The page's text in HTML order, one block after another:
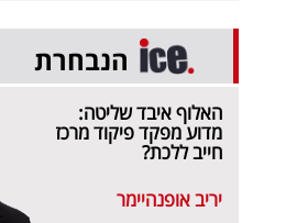
הנבחרת
האלוף איבד שליטה:
מדוע מפקד פיקוד מרכז
חייב ללכת?
יריב אופנהיימר